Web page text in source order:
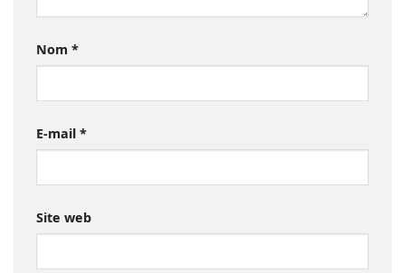
Nom *
E-mail *
Site web